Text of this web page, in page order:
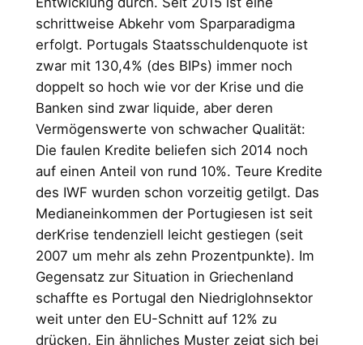
schrittweise Abkehr vom Sparparadigma
erfolgt. Portugals Staatsschuldenquote ist
zwar mit 130,4% (des BIPs) immer noch
doppelt so hoch wie vor der Krise und die
Banken sind zwar liquide, aber deren
Vermögenswerte von schwacher Qualität:
Die faulen Kredite beliefen sich 2014 noch
auf einen Anteil von rund 10%. Teure Kredite
des IWF wurden schon vorzeitig getilgt. Das
Medianeinkommen der Portugiesen ist seit
derKrise tendenziell leicht gestiegen (seit
2007 um mehr als zehn Prozentpunkte). Im
Gegensatz zur Situation in Griechenland
schaffte es Portugal den Niedriglohnsektor
weit unter den EU-Schnitt auf 12% zu
drücken. Ein ähnliches Muster zeigt sich bei